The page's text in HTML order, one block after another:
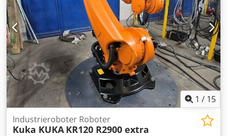
Ausstattung: - elektrische Zweihandsteuerung STE 325-10-
3/4" - Betriebsanleitung vorhanden
1 / 15
Industrieroboter Roboter
Kuka KUKA KR120 R2900 extra